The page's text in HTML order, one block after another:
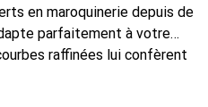
en maroquinerie depuis de
parfaitement à votre
raffinées lui confèrent
Reconnaître